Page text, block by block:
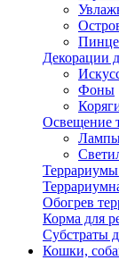
Декорации
Фоны
Освещение
Лампы
Террариумы
Обогрев
Корма для
Субстраты
Кошки,